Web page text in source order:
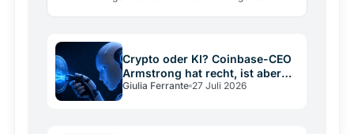
Crypto oder KI? Coinbase-CEO
Armstrong hat recht, ist aber
kein neutraler Schiedsrichter
Giulia Ferrante 27 Juli 2026